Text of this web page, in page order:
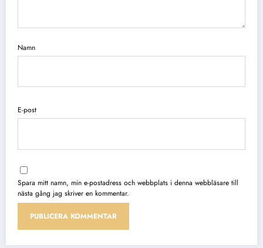
Namn
E-post
Spara mitt namn, min e-postadress och webbplats i denna webbläsare till
nästa gång jag skriver en kommentar.